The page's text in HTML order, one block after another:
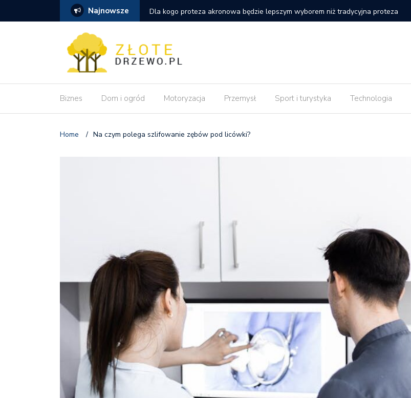
Najnowsze
wyborem niż tradycyjna proteza
Dlaczego pozycjonowanie strony internetowej nie daje efektów od razu po
wdrożeniu zmian?
Biznes Dom i ogród Motoryzacja Przemysł Sport i turystyka Technologia
Home / Na czym polega szlifowanie zębów pod licówki?